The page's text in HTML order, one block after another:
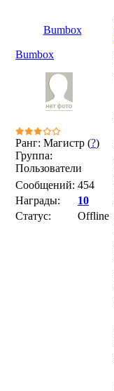
Bumbox
Bumbox
Ранг: Магистр (?)
Группа:
Пользователи
Сообщений: 454
Награды:
10
Статус:
Offline